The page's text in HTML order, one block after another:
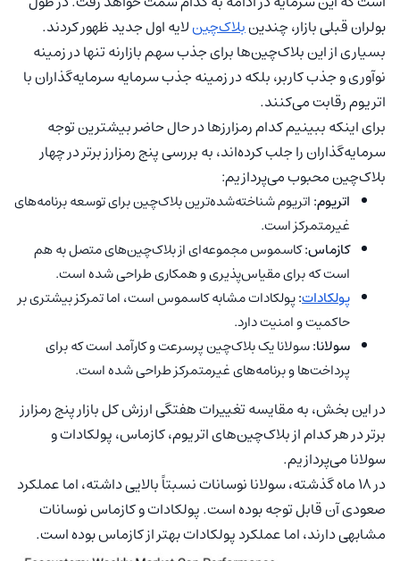
بولران قبلی بازار، چندینبلاک‌چینلایه اول جدید ظهور کردند.
بسیاری از این بلاک‌چین‌ها برای جذب سهم بازارنه تنها در زمینه
نوآوری و جذب کاربر، بلکه در زمینه جذب سرمایه سرمایه‌گذاران با
اتریوم رقابت می‌کنند.
برای اینکه ببینیم کدام رمزارزها در حال حاضر بیشترین توجه
سرمایه‌گذاران را جلب کرده‌اند، به بررسی پنج رمزارز برتر در چهار
بلاک‌چین محبوب می‌پردازیم:
اتریوم:اتریوم شناخته‌شده‌ترین بلاک‌چین برای توسعه برنامه‌های
غیرمتمرکز است.
کازماس:کاسموس مجموعه‌ای از بلاک‌چین‌های متصل به هم
است که برای مقیاس‌پذیری و همکاری طراحی شده است.
پولکادات:پولکادات مشابه کاسموس است، اما تمرکز بیشتری بر
حاکمیت و امنیت دارد.
سولانا:سولانا یک بلاک‌چین پرسرعت و کارآمد است که برای
پرداخت‌ها و برنامه‌های غیرمتمرکز طراحی شده است.
در این بخش، به مقایسه تغییرات هفتگی ارزش کل بازار پنج رمزارز
برتر در هر کدام از بلاک‌چین‌های اتریوم، کازماس، پولکادات و
سولانا می‌پردازیم.
در ۱۸ ماه گذشته، سولانا نوسانات نسبتاً بالایی داشته، اما عملکرد
صعودی آن قابل توجه بوده است. پولکادات و کازماس نوسانات
مشابهی دارند، اما عملکرد پولکادات بهتر از کازماس بوده است.